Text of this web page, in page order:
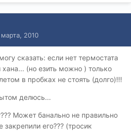
марта, 2010
сказать: если нет термостата
хана... (но езить можно ) только
в пробках не стоять (долго)!!!
делюсь...
Может банально не правильно
закрепили его??? (тросик